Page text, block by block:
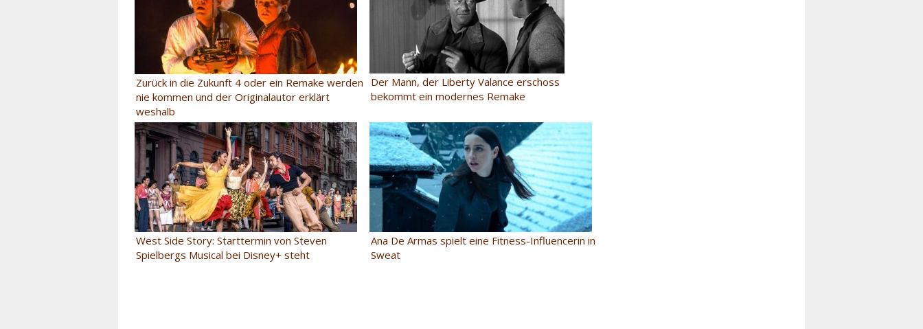
Zurück in die Zukunft 4 oder ein Remake werden
nie kommen und der Originalautor erklärt
weshalb
Der Mann, der Liberty Valance erschoss
bekommt ein modernes Remake
West Side Story: Starttermin von Steven
Spielbergs Musical bei Disney+ steht
Ana De Armas spielt eine Fitness-Influencerin in
Sweat